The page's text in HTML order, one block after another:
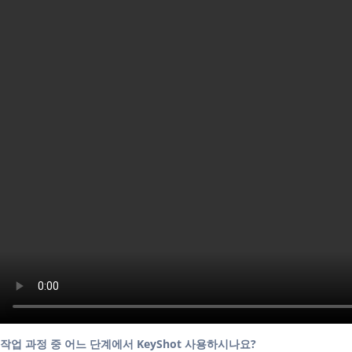
작업 과정 중 어느 단계에서 KeyShot 사용하시나요?